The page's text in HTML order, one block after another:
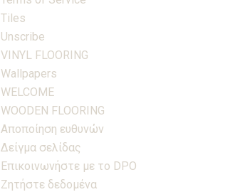
Tiles
Unscribe
VINYL FLOORING
Wallpapers
WELCOME
WOODEN FLOORING
Αποποίηση ευθυνών
Δείγμα σελίδας
Επικοινωνήστε με το DPO
Ζητήστε δεδομένα